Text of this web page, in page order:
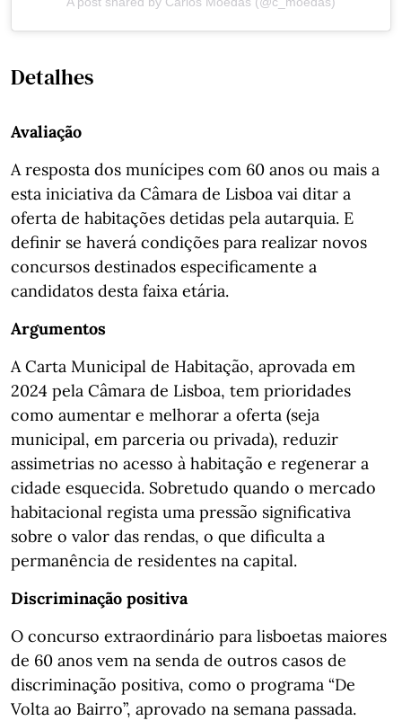
Detalhes
Avaliação
A resposta dos munícipes com 60 anos ou mais a
esta iniciativa da Câmara de Lisboa vai ditar a
oferta de habitações detidas pela autarquia. E
definir se haverá condições para realizar novos
concursos destinados especificamente a
candidatos desta faixa etária.
Argumentos
A Carta Municipal de Habitação, aprovada em
2024 pela Câmara de Lisboa, tem prioridades
como aumentar e melhorar a oferta (seja
municipal, em parceria ou privada), reduzir
assimetrias no acesso à habitação e regenerar a
cidade esquecida. Sobretudo quando o mercado
habitacional regista uma pressão significativa
sobre o valor das rendas, o que dificulta a
permanência de residentes na capital.
Discriminação positiva
O concurso extraordinário para lisboetas maiores
de 60 anos vem na senda de outros casos de
discriminação positiva, como o programa “De
Volta ao Bairro”, aprovado na semana passada.